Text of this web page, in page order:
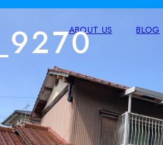
ABOUT US BLOG